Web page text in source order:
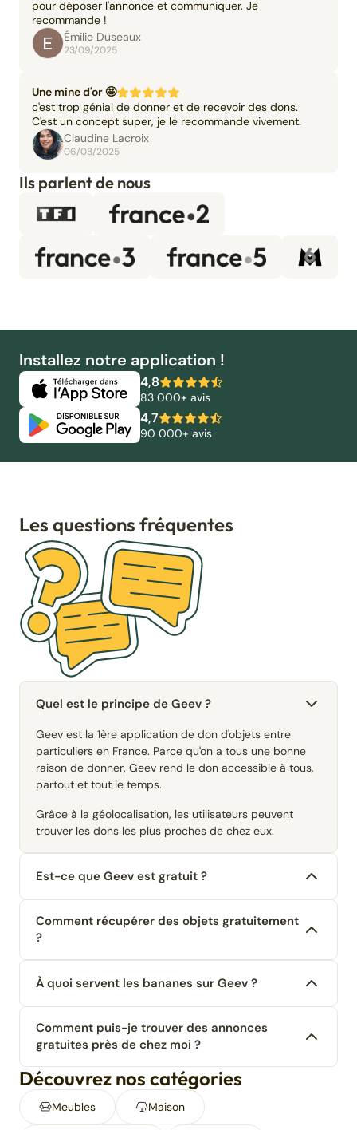
pour déposer l'annonce et communiquer. Je
recommande !
Émilie Duseaux
23/09/2025
Une mine d'or 🤩
c'est trop génial de donner et de recevoir des dons.
C'est un concept super, je le recommande vivement.
Claudine Lacroix
06/08/2025
Ils parlent de nous
Installez notre application !
4,8
83 000+ avis
4,7
90 000+ avis
Les questions fréquentes
Quel est le principe de Geev ?
Geev est la 1ère application de don d'objets entre
particuliers en France. Parce qu'on a tous une bonne
raison de donner, Geev rend le don accessible à tous,
partout et tout le temps.
Grâce à la géolocalisation, les utilisateurs peuvent
trouver les dons les plus proches de chez eux.
Est-ce que Geev est gratuit ?
Comment récupérer des objets gratuitement
?
À quoi servent les bananes sur Geev ?
Comment puis-je trouver des annonces
gratuites près de chez moi ?
Découvrez nos catégories
Meubles Maison